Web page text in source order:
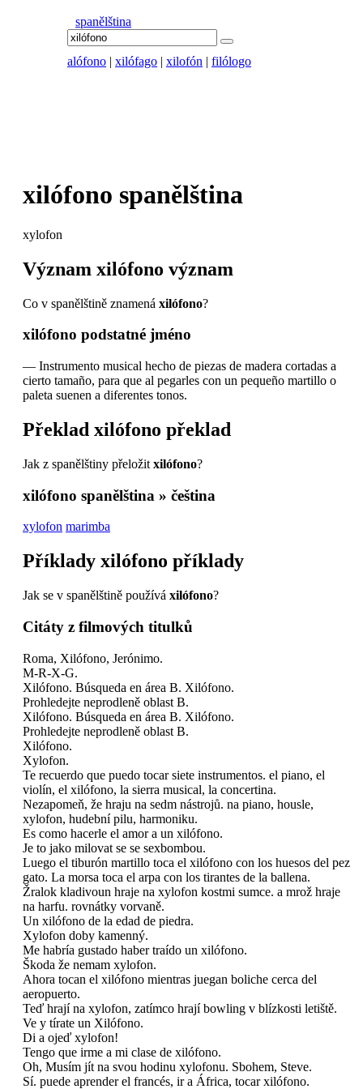
spanělština
alófono | xilófago | xilofón | filólogo
xilófono spanělština
xylofon
Význam xilófono význam
Co v spanělštině znamená xilófono?
xilófono podstatné jméno
— Instrumento musical hecho de piezas de madera cortadas a
cierto tamaño, para que al pegarles con un pequeño martillo o
paleta suenen a diferentes tonos.
Překlad xilófono překlad
Jak z spanělštiny přeložit xilófono?
xilófono spanělština » čeština
xylofon marimba
Příklady xilófono příklady
Jak se v spanělštině používá xilófono?
Citáty z filmových titulků
Roma, Xilófono, Jerónimo.
M-R-X-G.
Xilófono. Búsqueda en área B. Xilófono.
Prohledejte neprodleně oblast B.
Xilófono. Búsqueda en área B. Xilófono.
Prohledejte neprodleně oblast B.
Xilófono.
Xylofon.
Te recuerdo que puedo tocar siete instrumentos. el piano, el
violín, el xilófono, la sierra musical, la concertina.
Nezapomeň, že hraju na sedm nástrojů. na piano, housle,
xylofon, hudební pilu, harmoniku.
Es como hacerle el amor a un xilófono.
Je to jako milovat se se sexbombou.
Luego el tiburón martillo toca el xilófono con los huesos del pez
gato. La morsa toca el arpa con los tirantes de la ballena.
Žralok kladivoun hraje na xylofon kostmi sumce. a mrož hraje
na harfu. rovnátky vorvaně.
Un xilófono de la edad de piedra.
Xylofon doby kamenný.
Me habría gustado haber traído un xilófono.
Škoda že nemam xylofon.
Ahora tocan el xilófono mientras juegan boliche cerca del
aeropuerto.
Teď hrají na xylofon, zatímco hrají bowling v blízkosti letiště.
Ve y tírate un Xilófono.
Di a ojeď xylofon!
Tengo que irme a mi clase de xilófono.
Oh, Musím jít na svou hodinu xylofonu. Sbohem, Steve.
Sí. puede aprender el francés, ir a África, tocar xilófono.